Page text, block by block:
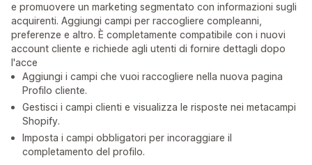
e promuovere un marketing segmentato con informazioni sugli
acquirenti. Aggiungi campi per raccogliere compleanni,
preferenze e altro. È completamente compatibile con i nuovi
account cliente e richiede agli utenti di fornire dettagli dopo
l'acce
Aggiungi i campi che vuoi raccogliere nella nuova pagina
Profilo cliente.
Gestisci i campi clienti e visualizza le risposte nei metacampi
Shopify.
Imposta i campi obbligatori per incoraggiare il
completamento del profilo.